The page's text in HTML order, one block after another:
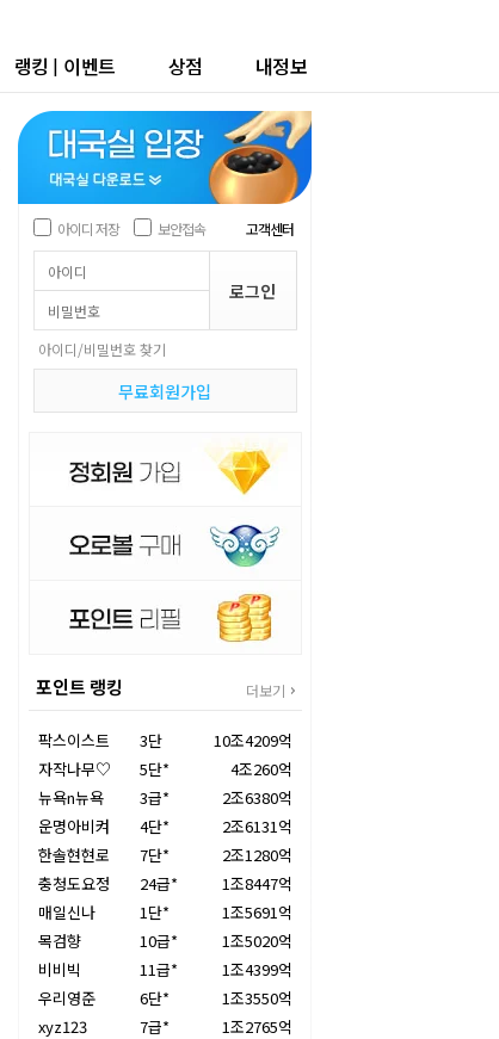
랭킹 | 이벤트 상점 내정보
아이디 저장 보안접속 고객센터
아이디/비밀번호 찾기
무료회원가입
포인트 랭킹 더보기
팍스이스트 3단
10조4209억
자작나무♡
5단*
4조260억
뉴욕n뉴욕
3급*
2조6380억
운명아비켜
4단*
2조6131억
한솔현현로
7단*
2조1280억
충청도요정
24급*
1조8447억
매일신나
1단*
1조5691억
목검향
10급*
1조5020억
비비빅
11급*
1조4399억
우리영준
6단*
1조3550억
xyz123
7급*
1조2765억